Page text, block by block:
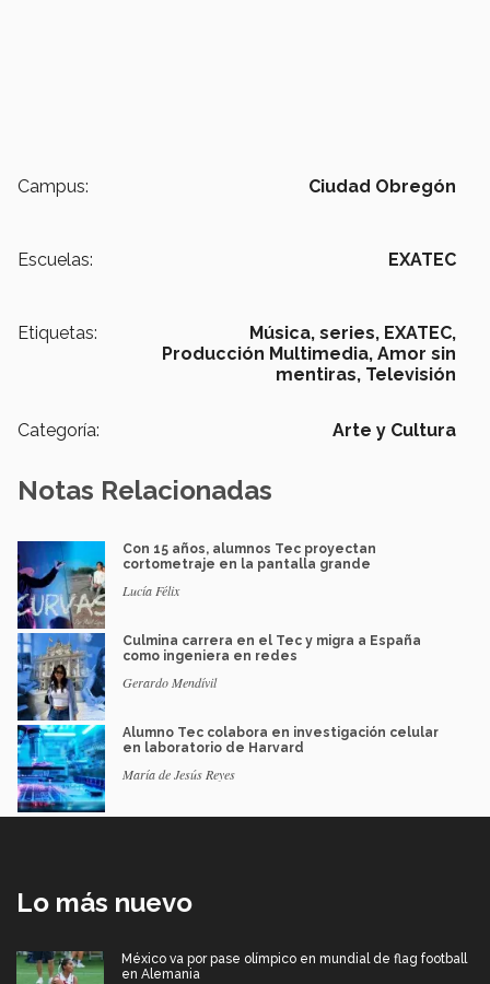
Campus: Ciudad Obregón
Escuelas: EXATEC
Etiquetas: Música, series, EXATEC,
Producción Multimedia, Amor sin
mentiras, Televisión
Categoría: Arte y Cultura
Notas Relacionadas
Con 15 años, alumnos Tec proyectan
cortometraje en la pantalla grande
Lucía Félix
Culmina carrera en el Tec y migra a España
como ingeniera en redes
Gerardo Mendívil
Alumno Tec colabora en investigación celular
en laboratorio de Harvard
María de Jesús Reyes
Lo más nuevo
México va por pase olímpico en mundial de flag football
en Alemania